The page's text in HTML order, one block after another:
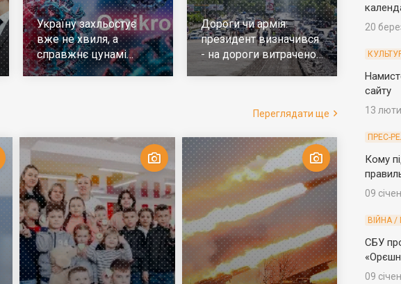
Україну захльостує
вже не хвиля, а
справжнє цунамі
ковіда. Що робити
Дороги чи армія:
президент визначився
- на дороги витрачено
у 10 разів більше
Переглядати ще
20
сайту
13
ПРЕС-
Кому
09
ВІЙНА
СБУ
09